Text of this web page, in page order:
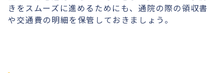
きをスムーズに進めるためにも、通院の際の領収書
や交通費の明細を保管しておきましょう。